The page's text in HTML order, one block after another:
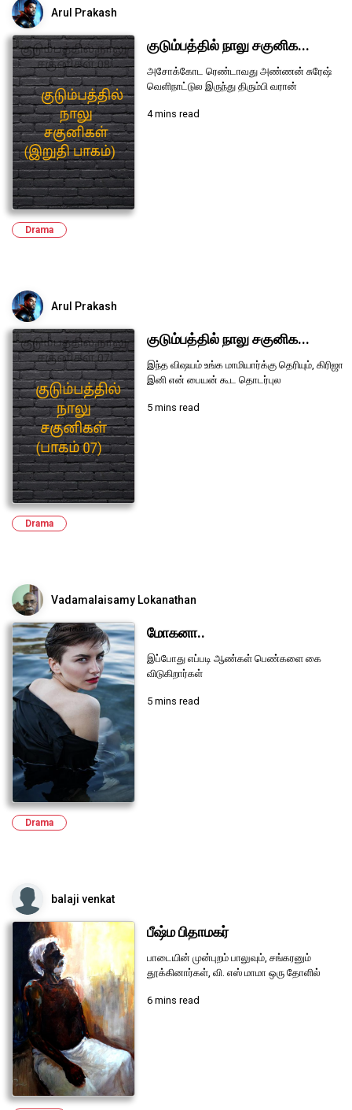
Arul Prakash
குடும்பத்தில் நாலு சகுனிக...
அசோக்கோட ரெண்டாவது அண்ணன் சுரேஷ்
வெளிநாட்டுல இருந்து திரும்பி வரான்
4 mins read
Drama
Arul Prakash
குடும்பத்தில் நாலு சகுனிக...
இந்த விஷயம் உங்க மாமியார்க்கு தெரியும், கிரிஜா
இனி என் பையன் கூட தொடர்புல
5 mins read
Drama
Vadamalaisamy Lokanathan
மோகனா..
இப்போது எப்படி ஆண்கள் பெண்களை கை
விடுகிறார்கள்
5 mins read
Drama
balaji venkat
பீஷ்ம பிதாமகர்
பாடையின் முன்புறம் பாலுவும், சங்கரனும்
தூக்கினார்கள், வி. எஸ் மாமா ஒரு தோளில்
6 mins read